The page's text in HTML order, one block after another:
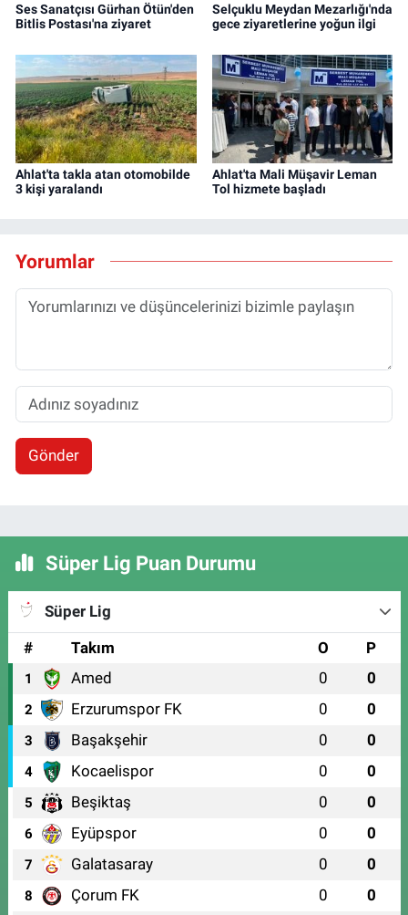
Ses Sanatçısı Gürhan Ötün'den
Bitlis Postası'na ziyaret
Selçuklu Meydan Mezarlığı'nda
gece ziyaretlerine yoğun ilgi
Ahlat'ta takla atan otomobilde
3 kişi yaralandı
Ahlat'ta Mali Müşavir Leman
Tol hizmete başladı
Yorumlar
Gönder
Süper Lig Puan Durumu
Süper Lig
#
Takım O P
1 Amed 0 0
2 Erzurumspor FK 0 0
3 Başakşehir 0 0
4 Kocaelispor 0 0
5 Beşiktaş 0 0
6 Eyüpspor 0 0
7 Galatasaray 0 0
8 Çorum FK 0 0